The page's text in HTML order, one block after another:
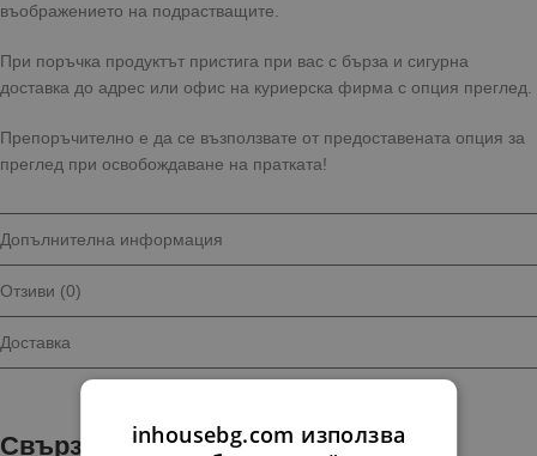
въображението на подрастващите.
При поръчка продуктът пристига при вас с бърза и сигурна
доставка до адрес или офис на куриерска фирма с опция преглед.
Препоръчително е да се възползвате от предоставената опция за
преглед при освобождаване на пратката!
Допълнителна информация
Отзиви (0)
Доставка
Свързани продуктиinhousebg.com използва